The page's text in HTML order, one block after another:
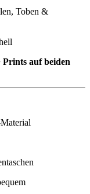
Toben &
Prints auf beiden